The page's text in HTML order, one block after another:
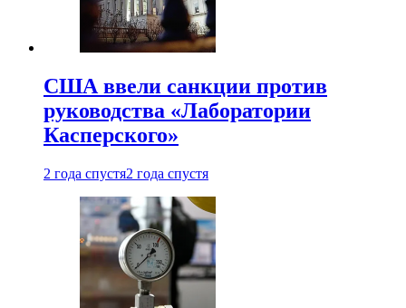
США ввели санкции против
руководства «Лаборатории
Касперского»
2 года спустя2 года спустя